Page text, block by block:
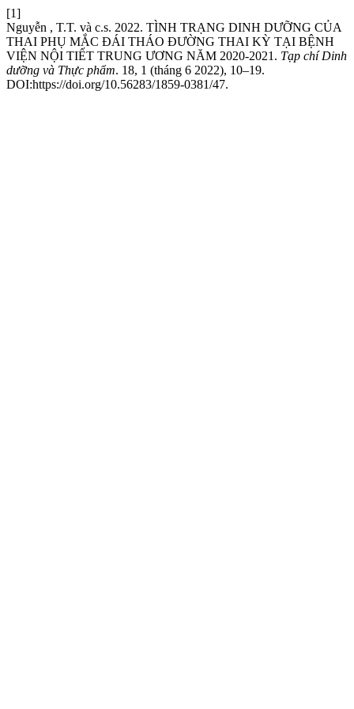
[1]
Nguyễn , T.T. và c.s. 2022. TÌNH TRẠNG DINH DƯỠNG CỦA
THAI PHỤ MẮC ĐÁI THÁO ĐƯỜNG THAI KỲ TẠI BỆNH
VIỆN NỘI TIẾT TRUNG ƯƠNG NĂM 2020-2021. Tạp chí Dinh
dưỡng và Thực phẩm. 18, 1 (tháng 6 2022), 10–19.
DOI:https://doi.org/10.56283/1859-0381/47.